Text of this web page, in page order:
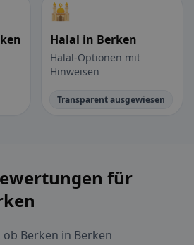
🕌
Halal in Berken
Halal-Optionen mit
Hinweisen
Transparent ausgewiesen
für
Berken in Berken